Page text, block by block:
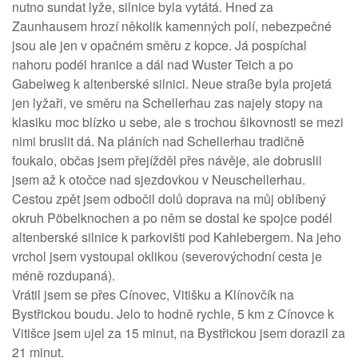
nutno sundat lyže, silnice byla vytátá. Hned za
Zaunhausem hrozí několik kamenných polí, nebezpečné
jsou ale jen v opačném směru z kopce. Já pospíchal
nahoru podél hranice a dál nad Wuster Teich a po
Gabelweg k altenberské silnici. Neue straße byla projetá
jen lyžaři, ve směru na Schellerhau zas najely stopy na
klasiku moc blízko u sebe, ale s trochou šikovnosti se mezi
nimi bruslit dá. Na pláních nad Schellerhau tradičně
foukalo, občas jsem přejížděl přes návěje, ale dobruslil
jsem až k otočce nad sjezdovkou v Neuschellerhau.
Cestou zpět jsem odbočil dolů doprava na můj oblíbený
okruh Pöbelknochen a po něm se dostal ke spojce podél
altenberské silnice k parkovišti pod Kahlebergem. Na jeho
vrchol jsem vystoupal oklikou (severovýchodní cesta je
méně rozdupaná).
Vrátil jsem se přes Cínovec, Vitišku a Klínovčík na
Bystřickou boudu. Jelo to hodně rychle, 5 km z Cínovce k
Vitišce jsem ujel za 15 minut, na Bystřickou jsem dorazil za
21 minut.